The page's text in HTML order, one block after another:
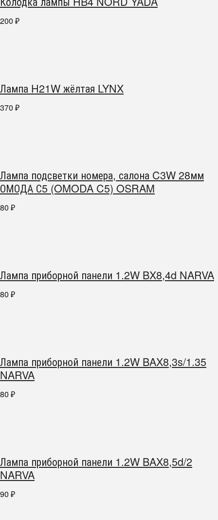
200 ₽
Лампа H21W жёлтая LYNX
370 ₽
Лампа подсветки номера, салона C3W 28мм
ОМОДА С5 (OMODA C5) OSRAM
80 ₽
Лампа приборной панели 1.2W BX8,4d NARVA
80 ₽
Лампа приборной панели 1.2W BAX8,3s/1.35
NARVA
80 ₽
Лампа приборной панели 1.2W BAX8,5d/2
NARVA
90 ₽